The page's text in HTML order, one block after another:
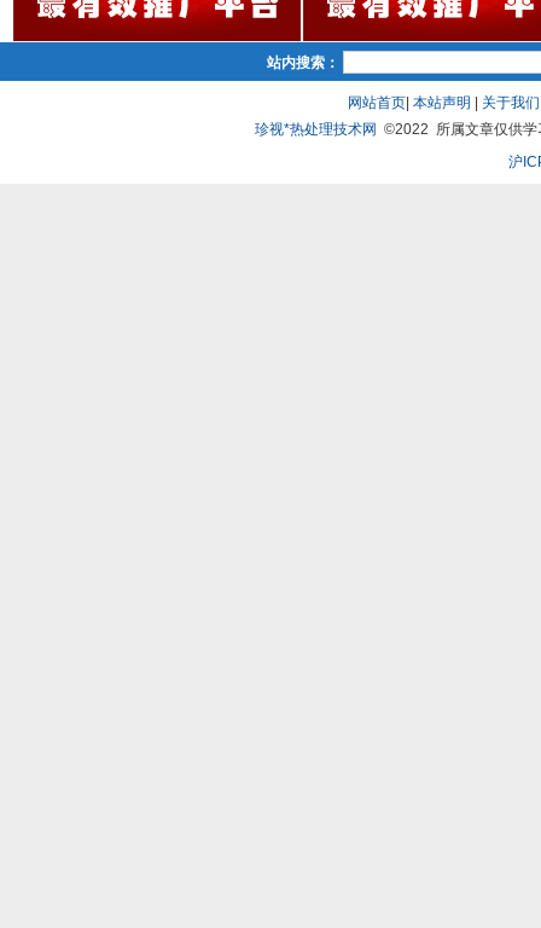
站内搜索：
网站首页| 本站声明 关于我们
珍视*热处理技术网 ©2022 所属文章仅供学
沪